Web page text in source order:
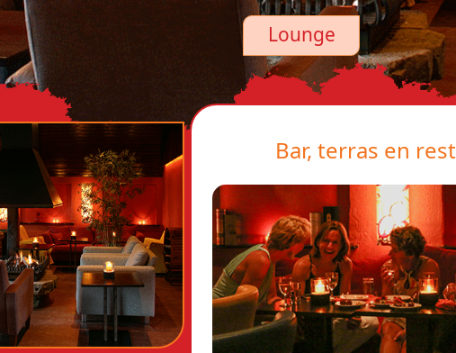
Lounge
Bar, terras en